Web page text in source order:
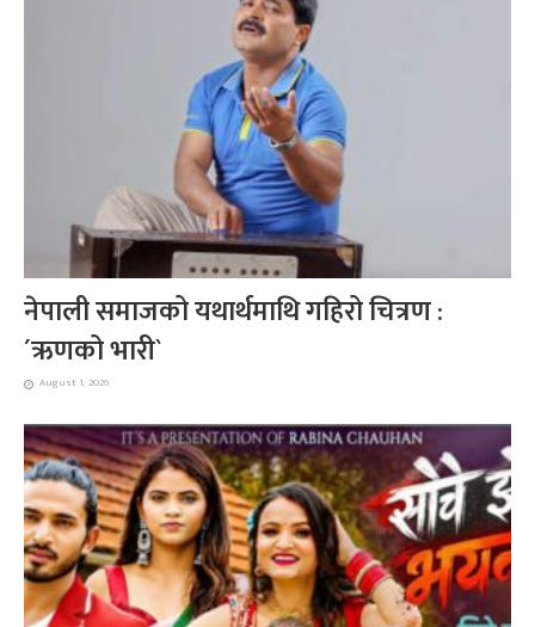
नेपाली समाजको यथार्थमाथि गहिरो चित्रण :
´ऋणको भारी`
August 1, 2026